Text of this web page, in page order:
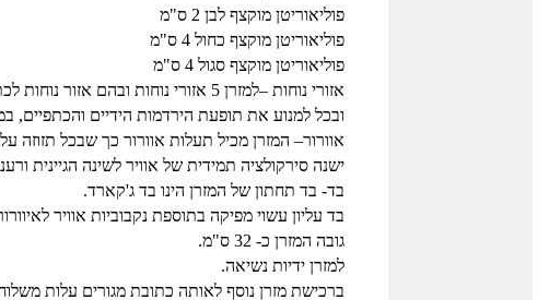
פוליאוריטן מוקצף לבן 2 ס"מ
פוליאוריטן מוקצף כחול 4 ס"מ
פוליאוריטן מוקצף סגול 4 ס"מ
אזורי נוחות –למזרן 5 אזורי נוחות ובהם אזור נוחות לכתפיים היודע לספוג את לחץ הכתפיים בצורה מושלמת
ובכל למנוע את תופעת הירדמות הידיים והכתפיים,
אוורור– המזרן מכיל תעלות אוורור כך שבכל תזוזה
ישנה סירקולציה תמידית של אוויר לשינה הגיינית
בד- בד תחתון של המזרן הינו בד ג'קארד.
בד עליון עשוי מפיקה בתוספת נקבוביות אוויר
גובה המזרן כ- 32 ס"מ.
למזרן ידיות נשיאה.
ברכישת מזרן נוסף לאותה כתובת מגורים עלות משלוח הינה 100 שקלים